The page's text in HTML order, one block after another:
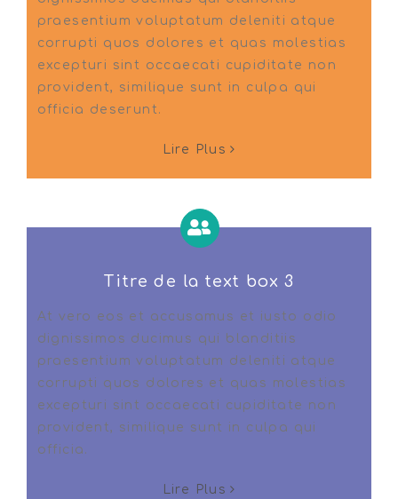
praesentium voluptatum deleniti atque
corrupti quos dolores et quas molestias
excepturi sint occaecati cupiditate non
provident, similique sunt in culpa qui
officia deserunt.
Lire Plus
Titre de la text box 3
At vero eos et accusamus et iusto odio
dignissimos ducimus qui blanditiis
praesentium voluptatum deleniti atque
corrupti quos dolores et quas molestias
excepturi sint occaecati cupiditate non
provident, similique sunt in culpa qui
officia.
Lire Plus